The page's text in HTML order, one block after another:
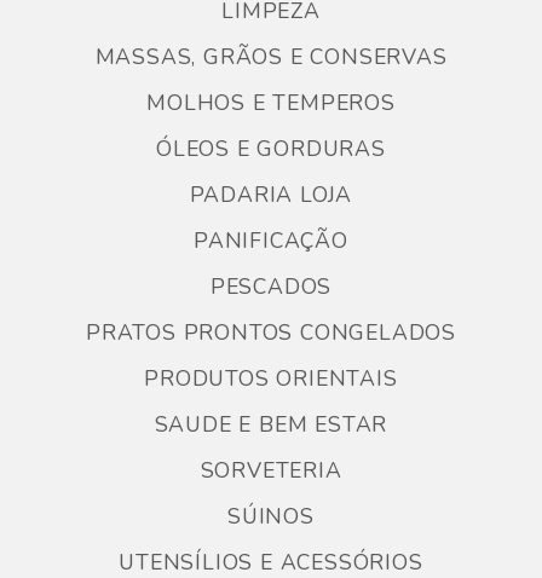
LIMPEZA
MASSAS, GRÃOS E CONSERVAS
MOLHOS E TEMPEROS
ÓLEOS E GORDURAS
PADARIA LOJA
PANIFICAÇÃO
PESCADOS
PRATOS PRONTOS CONGELADOS
PRODUTOS ORIENTAIS
SAUDE E BEM ESTAR
SORVETERIA
SÚINOS
UTENSÍLIOS E ACESSÓRIOS